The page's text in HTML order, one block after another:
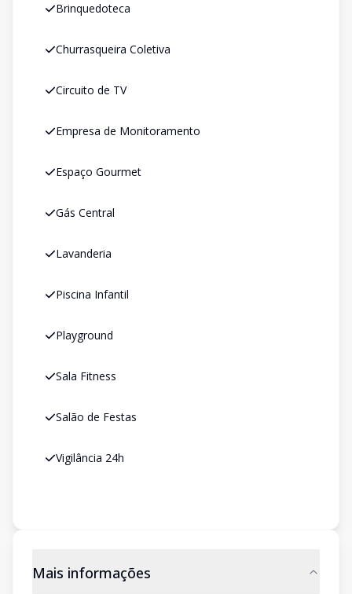
Brinquedoteca
Churrasqueira Coletiva
Circuito de TV
Empresa de Monitoramento
Espaço Gourmet
Gás Central
Lavanderia
Piscina Infantil
Playground
Sala Fitness
Salão de Festas
Vigilância 24h
Mais informações